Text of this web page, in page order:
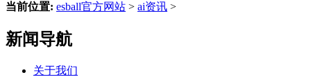
当前位置: esball官方网站 > ai资讯 >
新闻导航
关于我们